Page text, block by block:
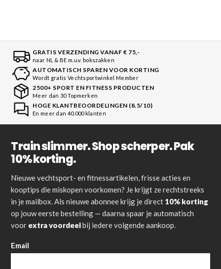
GRATIS VERZENDING VANAF € 75,-
naar NL & BE m.u.v. bokszakken
AUTOMATISCH SPAREN VOOR KORTING
Wordt gratis Vechtsportwinkel Member
2500+ SPORT EN FITNESS PRODUCTEN
Meer dan 30 Topmerken
HOGE KLANTBEOORDELINGEN (8.5/10)
En meer dan 40.000 klanten
Train slimmer. Shop scherper. Pak
10% korting.
Nieuwe vechtsport- en fitnessartikelen, frisse acties en
kooptips die miskopen voorkomen? Je krijgt ze rechtstreeks
in je mailbox. Als nieuwe abonnee krijg je direct 10% korting
op jouw eerste bestelling — daarna spaar je automatisch
voor extra voordeelbij iedere volgende aankoop.
Email